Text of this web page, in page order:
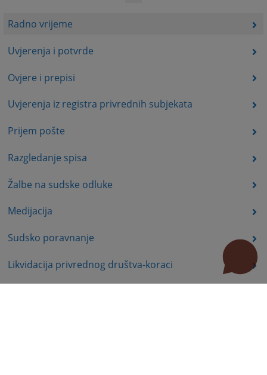
Radno vrijeme
Uvjerenja i potvrde
Ovjere i prepisi
Uvjerenja iz registra privrednih subjekata
Prijem pošte
Razgledanje spisa
Žalbe na sudske odluke
Medijacija
Sudsko poravnanje
Likvidacija privrednog društva-koraci